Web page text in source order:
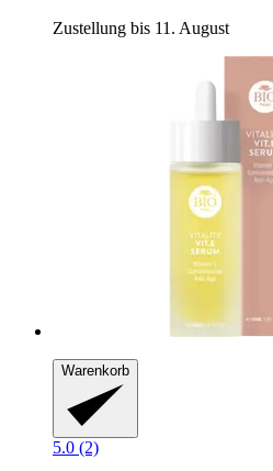
Zustellung bis 11. August
Warenkorb
5.0 (2)